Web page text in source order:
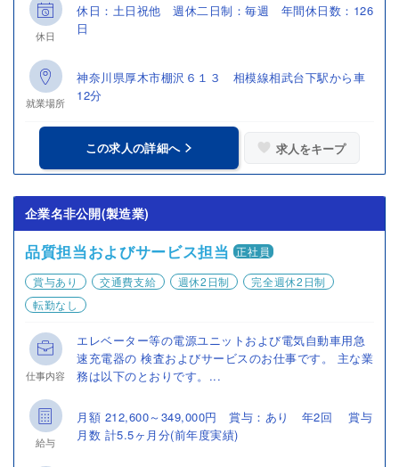
休日
休日：土日祝他 週休二日制：毎週 年間休日数：126
日
就業場所
神奈川県厚木市棚沢６１３ 相模線相武台下駅から車
12分
この求人の詳細へ 求人をキープ
企業名非公開(製造業)
品質担当およびサービス担当 正社員
賞与あり
交通費支給 週休2日制
完全週休2日制
転勤なし
仕事内容
エレベーター等の電源ユニットおよび電気自動車用急
速充電器の 検査およびサービスのお仕事です。 主な業
務は以下のとおりです。...
給与
月額 212,600～349,000円 賞与：あり 年2回 賞与
月数 計5.5ヶ月分(前年度実績)